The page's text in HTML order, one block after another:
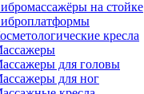
на стойке
кресла
для головы
для ног